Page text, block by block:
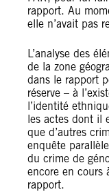
rapport. Au
elle n’avait pas
L’analyse des
de la zone
dans le rapport
réserve – à
l’identité
les actes dont il
que d’autres
enquête
du crime de
encore en cours
rapport.